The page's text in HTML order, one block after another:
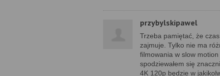
przybylskipawel
Trzeba pamiętać, że
zajmuje. Tylko nie ma
filmowania w slow
spodziewałem się
4K 120p będzie w